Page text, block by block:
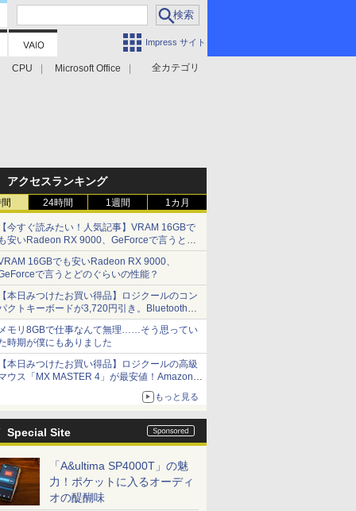
Impress サイト
全カテゴリ
CPU Microsoft Office
アクセスランキング
24時間 1週間 1カ月
今すぐ読みたい！人気記事】VRAM 16GBで
安いRadeon RX 9000、GeForceで言うとど
ぐらいの性能？ - PC Watch
16GBでも安いRadeon RX 9000、
で言うとどのぐらいの性能？
本日みつけたお買い得品】ロジクールのコン
クトキーボードが3,720円引き。Bluetoothで3
接続対応
モリ8GBで仕事なんて無理……そう思ってい
時期が僕にもありました
本日みつけたお買い得品】ロジクールの高級
ウス「MX MASTER 4」が最安値！Amazonで
もっと見る
Special Site
「A&ultima SP4000T」の魅
力！ポケットに入るオーディ
オの醍醐味